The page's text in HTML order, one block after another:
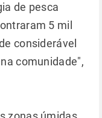
de pesca
5 mil
considerável
comunidade",